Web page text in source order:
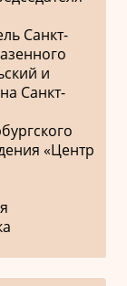
Санкт-
и
Санкт-
«Центр